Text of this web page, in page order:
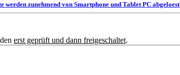
werden zunehmend von Smartphone und Tablet PC abgeloest
erst geprüft und dann freigeschaltet.